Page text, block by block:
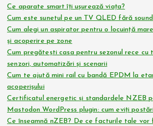
Ce aparate smart îți ușurează viața?
Cum este sunetul pe un TV QLED fără
Cum alegi un aspirator pentru o locuință
și acoperire pe zone
Cum pregătești casa pentru sezonul rece cu
senzori, automatizări și scenarii
Cum te ajută mini rail cu bandă EPDM la
acoperișului
Certificatul energetic și standardele NZEB
Mastodon WordPress plugin: cum eviți
Ce înseamnă nZEB? De ce facturile tale vor